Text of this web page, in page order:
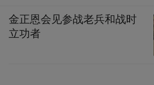
金正恩会见参战老兵和战时
立功者